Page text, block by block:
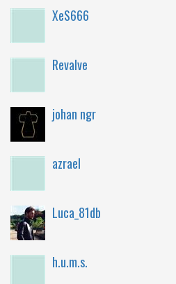
XeS666
Revalve
johan ngr
azrael
Luca_81db
h.u.m.s.